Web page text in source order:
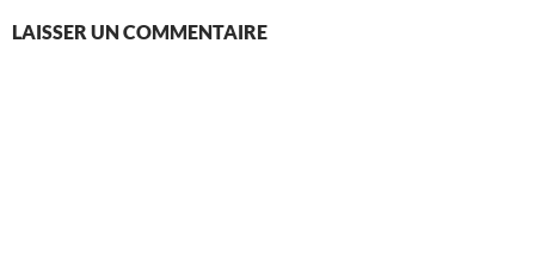
LAISSER UN COMMENTAIRE